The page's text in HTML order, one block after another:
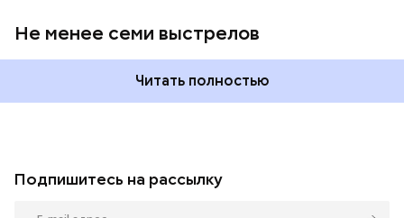
Не менее семи выстрелов
Читать полностью
Подпишитесь на рассылку